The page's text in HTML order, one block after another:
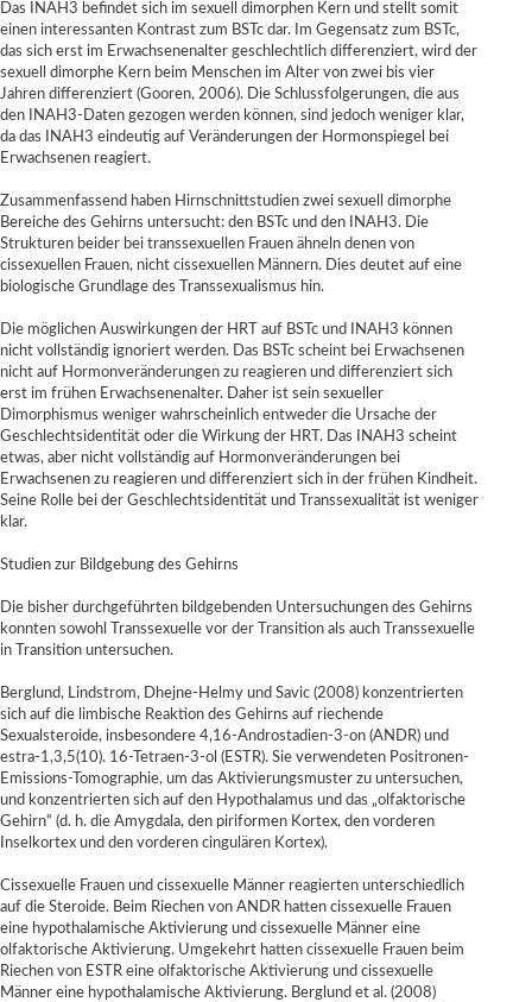
Das INAH3 befindet sich im sexuell dimorphen Kern und stellt somit
einen interessanten Kontrast zum BSTc dar. Im Gegensatz zum BSTc,
das sich erst im Erwachsenenalter geschlechtlich differenziert, wird der
sexuell dimorphe Kern beim Menschen im Alter von zwei bis vier
Jahren differenziert (Gooren, 2006). Die Schlussfolgerungen, die aus
den INAH3-Daten gezogen werden können, sind jedoch weniger klar,
da das INAH3 eindeutig auf Veränderungen der Hormonspiegel bei
Erwachsenen reagiert.
Zusammenfassend haben Hirnschnittstudien zwei sexuell dimorphe
Bereiche des Gehirns untersucht: den BSTc und den INAH3. Die
Strukturen beider bei transsexuellen Frauen ähneln denen von
cissexuellen Frauen, nicht cissexuellen Männern. Dies deutet auf eine
biologische Grundlage des Transsexualismus hin.
Die möglichen Auswirkungen der HRT auf BSTc und INAH3 können
nicht vollständig ignoriert werden. Das BSTc scheint bei Erwachsenen
nicht auf Hormonveränderungen zu reagieren und differenziert sich
erst im frühen Erwachsenenalter. Daher ist sein sexueller
Dimorphismus weniger wahrscheinlich entweder die Ursache der
Geschlechtsidentität oder die Wirkung der HRT. Das INAH3 scheint
etwas, aber nicht vollständig auf Hormonveränderungen bei
Erwachsenen zu reagieren und differenziert sich in der frühen Kindheit.
Seine Rolle bei der Geschlechtsidentität und Transsexualität ist weniger
klar.
Studien zur Bildgebung des Gehirns
Die bisher durchgeführten bildgebenden Untersuchungen des Gehirns
konnten sowohl Transsexuelle vor der Transition als auch Transsexuelle
in Transition untersuchen.
Berglund, Lindstrom, Dhejne-Helmy und Savic (2008) konzentrierten
sich auf die limbische Reaktion des Gehirns auf riechende
Sexualsteroide, insbesondere 4,16-Androstadien-3-on (ANDR) und
estra-1,3,5(10). 16-Tetraen-3-ol (ESTR). Sie verwendeten Positronen-
Emissions-Tomographie, um das Aktivierungsmuster zu untersuchen,
und konzentrierten sich auf den Hypothalamus und das „olfaktorische
Gehirn“ (d. h. die Amygdala, den piriformen Kortex, den vorderen
Inselkortex und den vorderen cingulären Kortex).
Cissexuelle Frauen und cissexuelle Männer reagierten unterschiedlich
auf die Steroide. Beim Riechen von ANDR hatten cissexuelle Frauen
eine hypothalamische Aktivierung und cissexuelle Männer eine
olfaktorische Aktivierung. Umgekehrt hatten cissexuelle Frauen beim
Riechen von ESTR eine olfaktorische Aktivierung und cissexuelle
Männer eine hypothalamische Aktivierung. Berglund et al. (2008)